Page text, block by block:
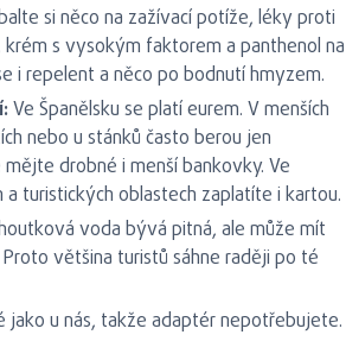
si něco na zažívací potíže, léky proti
krém s vysokým faktorem a panthenol na
i repelent a něco po bodnutí hmyzem.
Ve Španělsku se platí eurem. V menších
nebo u stánků často berou jen
drobné i menší bankovky. Ve
turistických oblastech zaplatíte i kartou.
voda bývá pitná, ale může mít
většina turistů sáhne raději po té
jako u nás, takže adaptér nepotřebujete.